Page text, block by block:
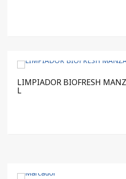
LIMPIADOR BIOFRESH
L